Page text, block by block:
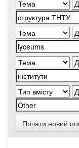
Почати новий